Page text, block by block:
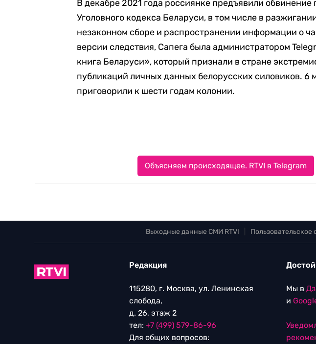
В декабре 2021 года россиянке предъявили обвинение
Уголовного кодекса Беларуси, в том числе в
незаконном сборе и распространении информации о
версии следствия, Сапега была администратором
книга Беларуси», который признали в стране
публикаций личных данных белорусских силовиков. 6
приговорили к шести годам колонии.
Объясняем происходящее. RTVI в Telegram
Выходные данные СМИ RTVI Пользовательское
Редакция
115280, г. Москва, ул. Ленинская
слобода,
д. 26, этаж 2
тел: +7 (499) 579-86-96
Для общих вопросов:
Мы в
и